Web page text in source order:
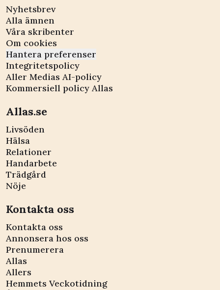
Nyhetsbrev
Alla ämnen
Våra skribenter
Om cookies
Hantera preferenser
Integritetspolicy
Aller Medias AI-policy
Kommersiell policy Allas
Allas.se
Livsöden
Hälsa
Relationer
Handarbete
Trädgård
Nöje
Kontakta oss
Kontakta oss
Annonsera hos oss
Prenumerera
Allas
Allers
Hemmets Veckotidning